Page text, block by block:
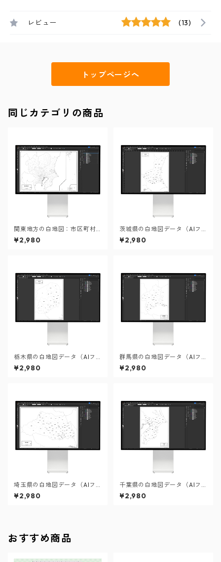
レビュー (13)
トップページへ
同じカテゴリの商品
関東地方の白地図：市区町村
も記載の地図データ（PDF・A
iファイル）
¥2,980
茨城県の白地図データ（AIフ
ァイル）
¥2,980
栃木県の白地図データ（AIフ
ァイル）
¥2,980
群馬県の白地図データ（AIフ
ァイル）
¥2,980
埼玉県の白地図データ（AIフ
ァイル）
¥2,980
千葉県の白地図データ（AIフ
ァイル）
¥2,980
おすすめ商品